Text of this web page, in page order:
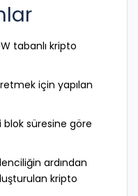
tabanlı kripto
için yapılan
blok süresine göre
ardından
kripto